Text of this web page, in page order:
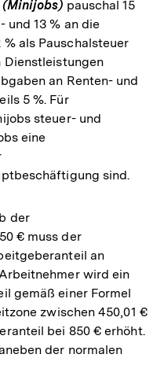
(Minijobs) pauschal 15
und 13 % an die
als Pauschalsteuer
Dienstleistungen
an Renten- und
5 %. Für
steuer- und
eine
sind.
der
€ muss der
an
wird ein
gemäß einer Formel
zwischen 450,01 €
bei 850 € erhöht.
der normalen